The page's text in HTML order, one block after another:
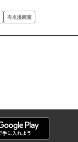
有名漫画賞